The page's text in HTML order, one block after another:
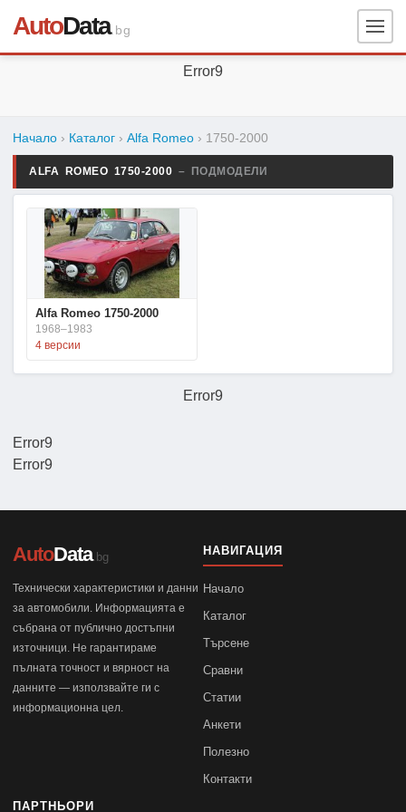
AutoData.bg
Error9
Error9
Начало › Каталог › Alfa Romeo › 1750-2000
ALFA ROMEO 1750-2000 – ПОДМОДЕЛИ
Alfa Romeo 1750-2000
1968–1983
4 версии
Error9
Error9
AutoData.bg
Технически характеристики и данни
за автомобили. Информацията е
събрана от публично достъпни
източници. Не гарантираме
пълната точност и вярност на
данните — използвайте ги с
информационна цел.
НАВИГАЦИЯ
Начало
Каталог
Търсене
Сравни
Статии
Анкети
Полезно
Контакти
ПАРТНЬОРИ